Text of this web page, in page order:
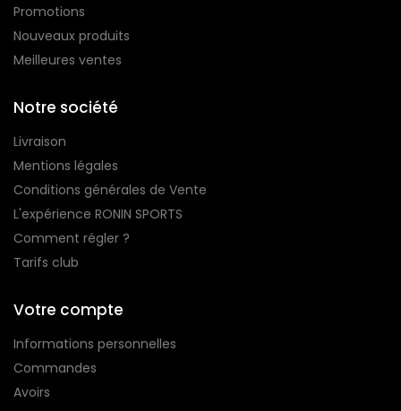
Promotions
Nouveaux produits
Meilleures ventes
Notre société
Livraison
Mentions légales
Conditions générales de Vente
L'expérience RONIN SPORTS
Comment régler ?
Tarifs club
Votre compte
Informations personnelles
Commandes
Avoirs